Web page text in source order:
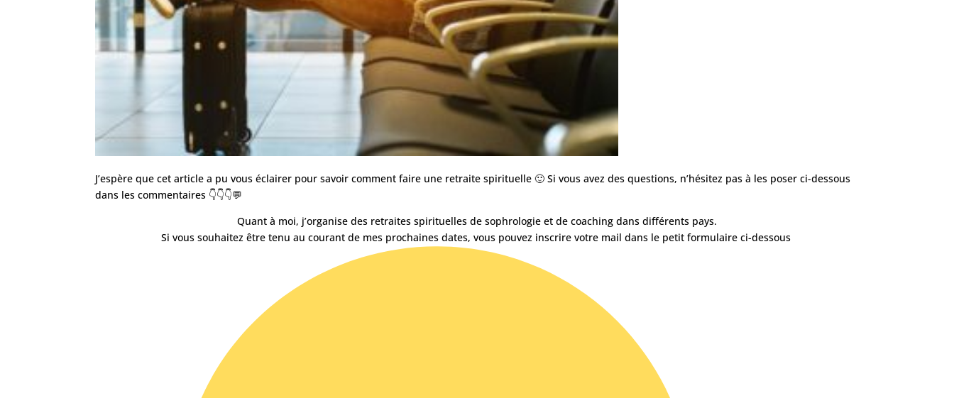
J’espère que cet article a pu vous éclairer pour savoir comment faire une retraite spirituelle 🙂 Si vous avez des questions, n’hésitez pas à les poser ci-dessous
dans les commentaires 👇👇👇💬
Quant à moi, j’organise des retraites spirituelles de sophrologie et de coaching dans différents pays.
Si vous souhaitez être tenu au courant de mes prochaines dates, vous pouvez inscrire votre mail dans le petit formulaire ci-dessous